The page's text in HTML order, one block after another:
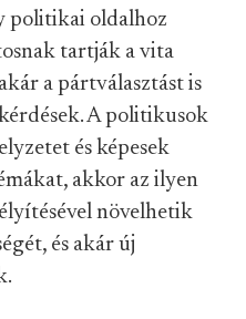
politikai oldalhoz
tartják a vita
a pártválasztást is
A politikusok
és képesek
akkor az ilyen
növelhetik
és akár új